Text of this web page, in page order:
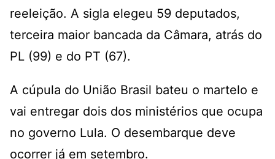
reeleição. A sigla elegeu 59 deputados,
terceira maior bancada da Câmara, atrás do
PL (99) e do PT (67).
A cúpula do União Brasil bateu o martelo e
vai entregar dois dos ministérios que ocupa
no governo Lula. O desembarque deve
ocorrer já em setembro.